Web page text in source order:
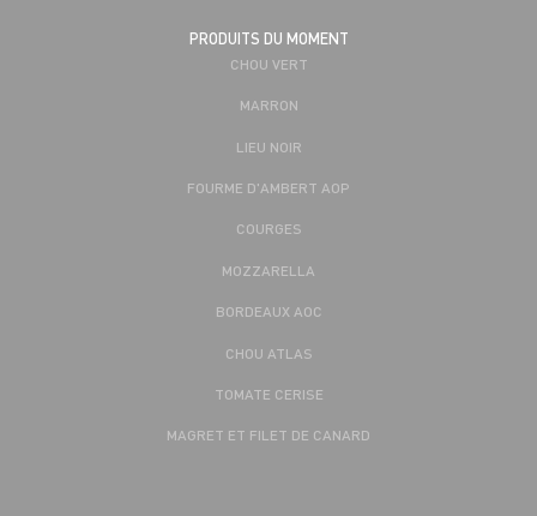
PRODUITS DU MOMENT
CHOU VERT
MARRON
LIEU NOIR
FOURME D'AMBERT AOP
COURGES
MOZZARELLA
BORDEAUX AOC
CHOU ATLAS
TOMATE CERISE
MAGRET ET FILET DE CANARD